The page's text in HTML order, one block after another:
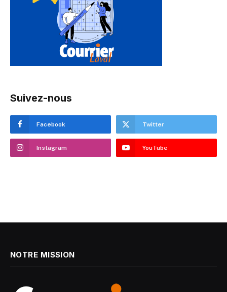
Suivez-nous
Facebook Twitter
Instagram YouTube
NOTRE MISSION